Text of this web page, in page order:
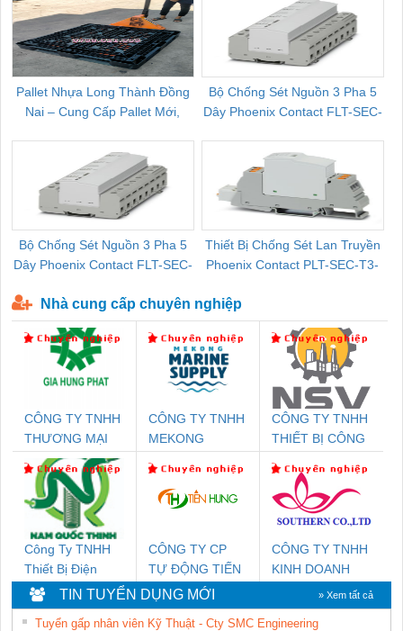
Pallet Nhựa Long Thành Đồng
Nai – Cung Cấp Pallet Mới,
Bộ Chống Sét Nguồn 3 Pha 5
Dây Phoenix Contact FLT-SEC-
Bộ Chống Sét Nguồn 3 Pha 5
Dây Phoenix Contact FLT-SEC-
Thiết Bị Chống Sét Lan Truyền
Phoenix Contact PLT-SEC-T3-
Nhà cung cấp chuyên nghiệp
CÔNG TY TNHH
THƯƠNG MẠI
DỊCH VỤ KỸ
THUẬT ĐIỆN CƠ
GIA HƯNG PHÁT
CÔNG TY TNHH
MEKONG
SUPPLY
CÔNG TY TNHH
THIẾT BỊ CÔNG
SETSUBI VIỆT
NAM
Công Ty TNHH
Thiết Bị Điện
Nam Quốc Thịnh
CÔNG TY CP
TỰ ĐỘNG TIẾN
HƯNG
CÔNG TY TNHH
KINH DOANH
DỊCH VỤ XNK
PHƯƠNG NAM
TIN TUYỂN DỤNG MỚI » Xem tất cả
Tuyển gấp nhân viên Kỹ Thuật - Cty SMC Engineering